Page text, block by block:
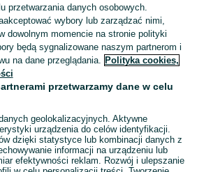
Sprzedaż foteli i biurek gamingowych Wielkopolskie ▶️ ergonomiczne i regulowane modele ✅ Nowe i używane w atrakcyjnych cenach ✌ Sprawdź oferty na OLX.pl!
przetwarzania danych osobowych.
wybory lub zarządzać nimi,
dowolnym momencie na stronie polityki
będą sygnalizowane naszym partnerom i
na dane przeglądania. Polityka cookies,
przetwarzamy dane w celu
geolokalizacyjnych. Aktywne
urządzenia do celów identyfikacji.
dzięki statystyce lub kombinacji danych z
informacji na urządzeniu lub
efektywności reklam. Rozwój i ulepszanie